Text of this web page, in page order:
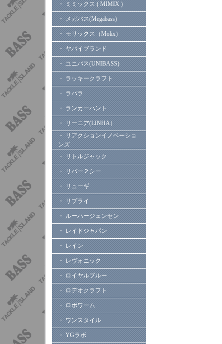
・ ミミックス ( MIMIX )
・ メガバス(Megabass)
・ モリックス（Molix）
・ ヤバイブランド
・ ユニバス(UNIBASS)
・ ラッキークラフト
・ ラパラ
・ ランカーハント
・ リーニア(LINHA）
・ リアクションイノベーショ
ンズ
・ リトルジャック
・ リバー２シー
・ リューギ
・ リプライ
・ ルーハージェンセン
・ レイドジャパン
・ レイン
・ レヴォニック
・ ロイヤルブルー
・ ロデオクラフト
・ ロボワーム
・ ワンスタイル
・ YGラボ